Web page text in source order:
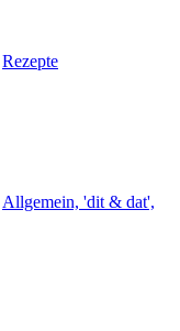
Rezepte
Allgemein, 'dit & dat',